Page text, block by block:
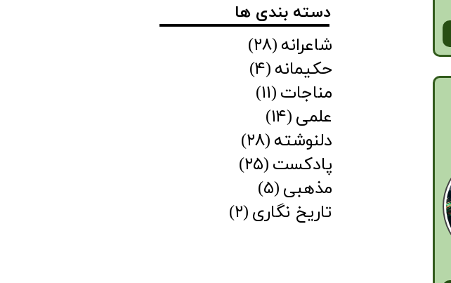
دسته بندی ها
شاعرانه (۲۸)
حکیمانه (۴)
مناجات (۱۱)
علمی (۱۴)
دلنوشته (۲۸)
پادکست (۲۵)
مذهبی (۵)
تاریخ نگاری (۲)